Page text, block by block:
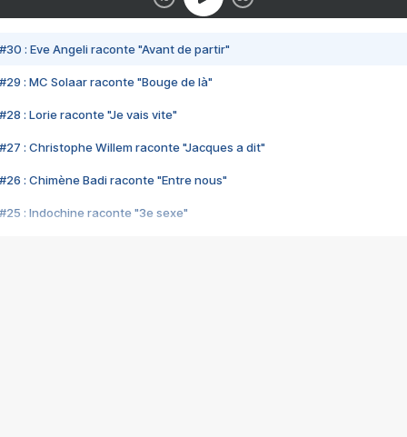
#30 : Eve Angeli raconte "Avant de partir"
#29 : MC Solaar raconte "Bouge de là"
#28 : Lorie raconte "Je vais vite"
#27 : Christophe Willem raconte "Jacques a dit"
#26 : Chimène Badi raconte "Entre nous"
#25 : Indochine raconte "3e sexe"